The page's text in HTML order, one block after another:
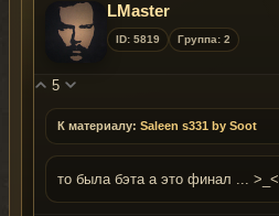
LMaster
ID: 5819 Группа: 2
5
К материалу: Saleen s331 by Soot
то была бэта а это финал ... >_<